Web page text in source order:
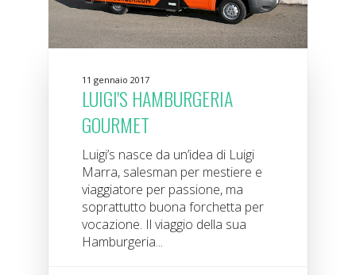
11 gennaio 2017
LUIGI'S HAMBURGERIA
GOURMET
Luigi’s nasce da un’idea di Luigi
Marra, salesman per mestiere e
viaggiatore per passione, ma
soprattutto buona forchetta per
vocazione. Il viaggio della sua
Hamburgeria...